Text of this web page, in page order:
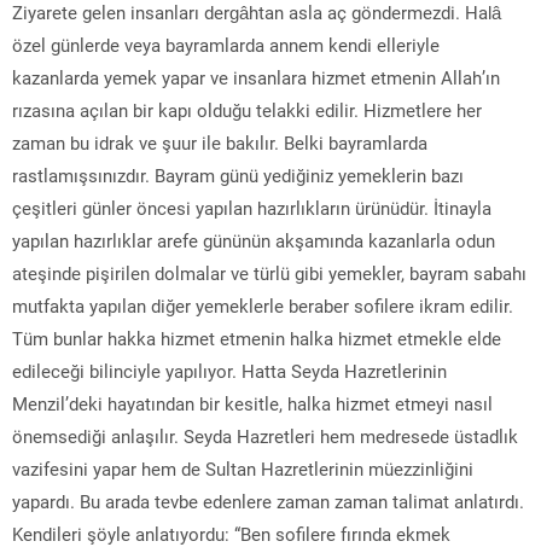
Ziyarete gelen insanları dergâhtan asla aç göndermezdi. Halâ
özel günlerde veya bayramlarda annem kendi elleriyle
kazanlarda yemek yapar ve insanlara hizmet etmenin Allah’ın
rızasına açılan bir kapı olduğu telakki edilir. Hizmetlere her
zaman bu idrak ve şuur ile bakılır. Belki bayramlarda
rastlamışsınızdır. Bayram günü yediğiniz yemeklerin bazı
çeşitleri günler öncesi yapılan hazırlıkların ürünüdür. İtinayla
yapılan hazırlıklar arefe gününün akşamında kazanlarla odun
ateşinde pişirilen dolmalar ve türlü gibi yemekler, bayram sabahı
mutfakta yapılan diğer yemeklerle beraber sofilere ikram edilir.
Tüm bunlar hakka hizmet etmenin halka hizmet etmekle elde
edileceği bilinciyle yapılıyor. Hatta Seyda Hazretlerinin
Menzil’deki hayatından bir kesitle, halka hizmet etmeyi nasıl
önemsediği anlaşılır. Seyda Hazretleri hem medresede üstadlık
vazifesini yapar hem de Sultan Hazretlerinin müezzinliğini
yapardı. Bu arada tevbe edenlere zaman zaman talimat anlatırdı.
Kendileri şöyle anlatıyordu: “Ben sofilere fırında ekmek